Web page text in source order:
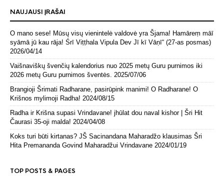
NAUJAUSI ĮRAŠAI
O mano sese! Mūsų visų vienintelė valdovė yra Šjama! Hamāreṃ māī
syāmā jū kau rāja! Śrī Viṭṭhala Vipula Dev Jī kī Vāṇī“ (27-as posmas)
2026/04/14
Vaišnaviškų švenčių kalendorius nuo 2025 metų Guru purnimos iki
2026 metų Guru purnimos šventės. 2025/07/06
Brangioji Šrimati Radharane, pasirūpink manimi! O Radharane! O
Krišnos mylimoji Radha! 2024/08/15
Radha ir Krišna supasi Vrindavane! jhūlat dou naval kishor | Šri Hit
Čaurasi 35-oji malda! 2024/04/08
Koks turi būti kirtanas? JŠ Sacinandana Maharadžo klausimas Šri
Hita Premananda Govind Maharadžui Vrindavane 2024/01/19
TOP POSTS & PAGES